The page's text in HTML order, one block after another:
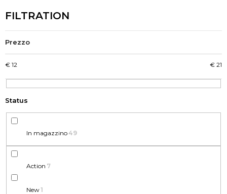
M
N
O
D
E
I
P
R
D
T
Prezzo
€ 12 € 21
In magazzino49
Action 7
New1
E
R
C
N
D
O
?